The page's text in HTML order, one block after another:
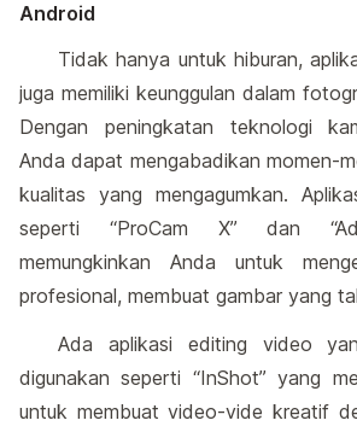
Android
Tidak hanya untuk hiburan,
juga memiliki keunggulan dalam
Dengan peningkatan teknologi
Anda dapat mengabadikan momen-
kualitas yang mengagumkan.
seperti “ProCam X” dan
memungkinkan Anda untuk
profesional, membuat gambar yang
Ada aplikasi editing video
digunakan seperti “InShot” yang
untuk membuat video-vide kreatif